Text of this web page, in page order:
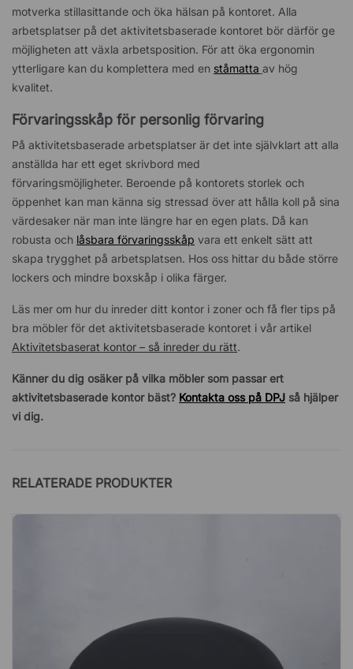
motverka stillasittande och öka hälsan på kontoret. Alla
arbetsplatser på det aktivitetsbaserade kontoret bör därför ge
möjligheten att växla arbetsposition. För att öka ergonomin
ytterligare kan du komplettera med en ståmatta av hög
kvalitet.
Förvaringsskåp för personlig förvaring
På aktivitetsbaserade arbetsplatser är det inte självklart att alla
anställda har ett eget skrivbord med
förvaringsmöjligheter. Beroende på kontorets storlek och
öppenhet kan man känna sig stressad över att hålla koll på sina
värdesaker när man inte längre har en egen plats. Då kan
robusta och låsbara förvaringsskåp vara ett enkelt sätt att
skapa trygghet på arbetsplatsen. Hos oss hittar du både större
lockers och mindre boxskåp i olika färger.
Läs mer om hur du inreder ditt kontor i zoner och få fler tips på
bra möbler för det aktivitetsbaserade kontoret i vår artikel
Aktivitetsbaserat kontor – så inreder du rätt.
Känner du dig osäker på vilka möbler som passar ert
aktivitetsbaserade kontor bäst? Kontakta oss på DPJ så hjälper
vi dig.
RELATERADE PRODUKTER